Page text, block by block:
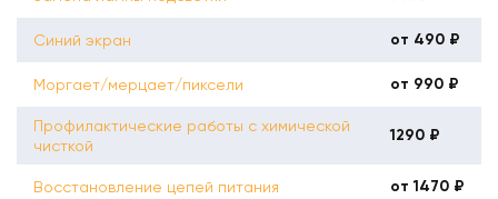
Синий экран от 490 ₽
Моргает/мерцает/пиксели от 990 ₽
Профилактические работы с химической
чисткой
1290 ₽
Восстановление цепей питания от 1470 ₽